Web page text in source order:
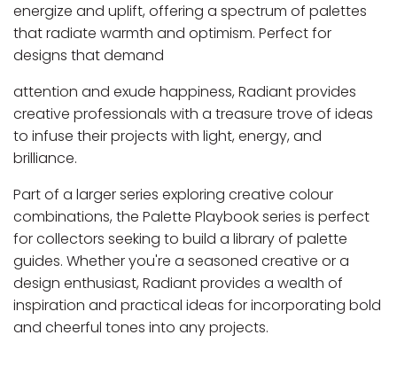
energize and uplift, offering a spectrum of palettes
that radiate warmth and optimism. Perfect for
designs that demand
attention and exude happiness, Radiant provides
creative professionals with a treasure trove of ideas
to infuse their projects with light, energy, and
brilliance.
Part of a larger series exploring creative colour
combinations, the Palette Playbook series is perfect
for collectors seeking to build a library of palette
guides. Whether you're a seasoned creative or a
design enthusiast, Radiant provides a wealth of
inspiration and practical ideas for incorporating bold
and cheerful tones into any projects.